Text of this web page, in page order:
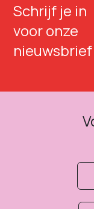
Schrijf je in
voor onze
nieuwsbrief